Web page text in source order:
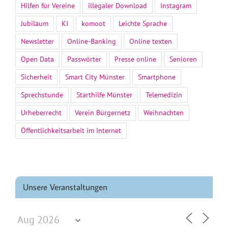
Unsere Veranstaltungen
Hilfen für Vereine
illegaler Download
Instagram
Jubiläum
KI komoot
Leichte Sprache
Newsletter
Online-Banking
Online texten
Open Data
Passwörter Presse online
Senioren
Sicherheit
Smart City Münster
Smartphone
Sprechstunde
Starthilfe Münster
Telemedizin
Urheberrecht
Verein Bürgernetz
Weihnachten
Öffentlichkeitsarbeit im Internet